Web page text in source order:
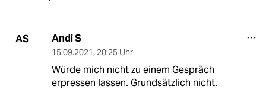
AS Andi S
15.09.2021, 20:25 Uhr
Würde mich nicht zu einem Gespräch
erpressen lassen. Grundsätzlich nicht.